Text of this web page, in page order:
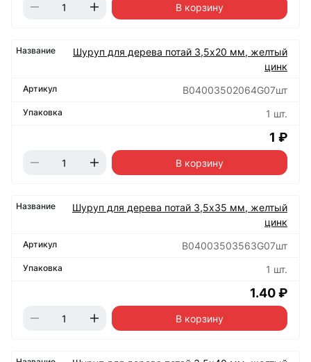
В корзину
Шуруп для дерева потай 3,5х20 мм, желтый
цинк
B04003502064G07шт
1 шт.
1 ₽
В корзину
Шуруп для дерева потай 3,5х35 мм, желтый
цинк
B04003503563G07шт
1 шт.
1.40 ₽
В корзину